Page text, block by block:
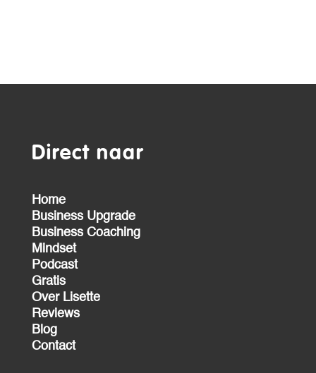
Direct naar
Home
Business Upgrade
Business Coaching
Mindset
Podcast
Gratis
Over Lisette
Reviews
Blog
Contact